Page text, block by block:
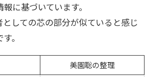
に基づいています。
しての芯の部分が似ていると感じ
。
美園聡の整理